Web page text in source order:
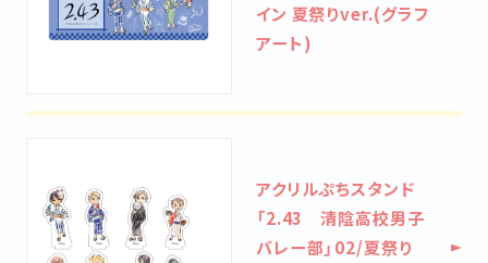
イン 夏祭りver.(グラフ
アート)
アクリルぷちスタンド
「2.43 清陰高校男子
バレー部」02/夏祭り